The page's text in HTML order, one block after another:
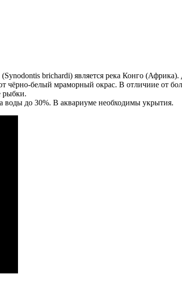
brichardi) является река Конго
белый мраморный окрас. В отличиие от
рыбки.
воды до 30%. В аквариуме необходимы укрытия.